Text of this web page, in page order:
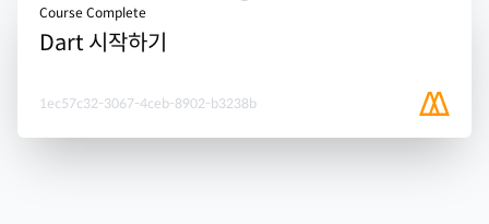
Course Complete
Dart 시작하기
1ec57c32-3067-4ceb-8902-b3238b